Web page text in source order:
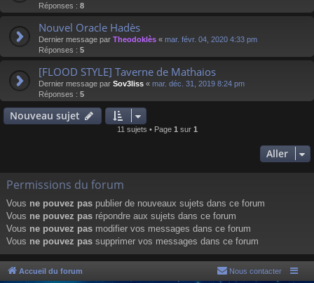
Réponses : 8
Nouvel Oracle Hadès
Dernier message par Theodoklès « mar. févr. 04, 2020 4:33 pm
Réponses : 5
[FLOOD STYLE] Taverne de Mathaios
Dernier message par Sov3liss « mar. déc. 31, 2019 8:24 pm
Réponses : 5
Nouveau sujet
11 sujets • Page 1 sur 1
Aller
Permissions du forum
Vous ne pouvez pas publier de nouveaux sujets dans ce forum
Vous ne pouvez pas répondre aux sujets dans ce forum
Vous ne pouvez pas modifier vos messages dans ce forum
Vous ne pouvez pas supprimer vos messages dans ce forum
Accueil du forum Nous contacter